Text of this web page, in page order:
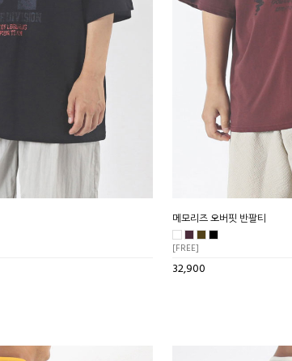
메모리즈 오버핏 반팔티
[FREE]
32,900